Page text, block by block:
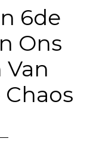
6de
Ons
Van